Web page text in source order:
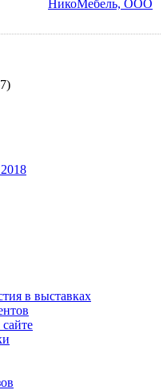
НикоМебель, ООО
в выставках